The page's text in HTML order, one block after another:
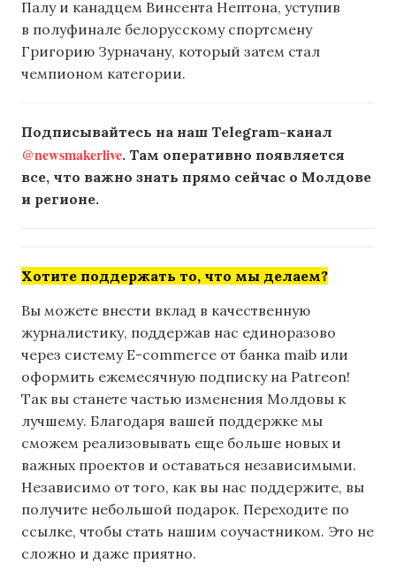
Палу и канадцем Винсента Нептона, уступив
в полуфинале белорусскому спортсмену
Григорию Зурначану, который затем стал
чемпионом категории.
Подписывайтесь на наш Telegram-канал
@newsmakerlive. Там оперативно появляется
все, что важно знать прямо сейчас о Молдове
и регионе.
Хотите поддержать то, что мы делаем?
Вы можете внести вклад в качественную
журналистику, поддержав нас единоразово
через систему E-commerce от банка maib или
оформить ежемесячную подписку на Patreon!
Так вы станете частью изменения Молдовы к
лучшему. Благодаря вашей поддержке мы
сможем реализовывать еще больше новых и
важных проектов и оставаться независимыми.
Независимо от того, как вы нас поддержите, вы
получите небольшой подарок. Переходите по
ссылке, чтобы стать нашим соучастником. Это не
сложно и даже приятно.